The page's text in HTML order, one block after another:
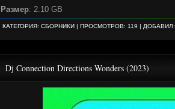
Размер: 2.10 GB
КАТЕГОРИЯ: СБОРНИКИ | ПРОСМОТРОВ: 119 | ДОБАВИЛ:
Dj Connection Directions Wonders (2023)